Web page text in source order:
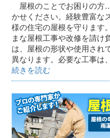
屋根のことでお困りの方
かせください。経験豊富な
様の住宅の屋根を守ります
まな屋根工事や改修を請
は、屋根の形状や使用され
異なります。必要な工事は
続きを読む